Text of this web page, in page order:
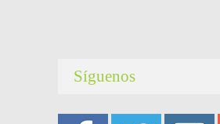
Síguenos